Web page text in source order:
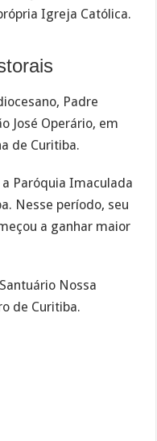
Igreja Católica.
Padre
José Operário, em
de Curitiba.
Paróquia Imaculada
Nesse período, seu
a ganhar maior
Nossa
de Curitiba.